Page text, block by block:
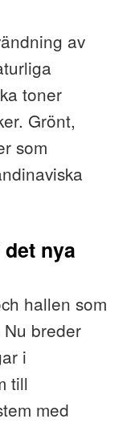
av
toner
Grönt,
som
nya
hallen som
breder
i
till
med